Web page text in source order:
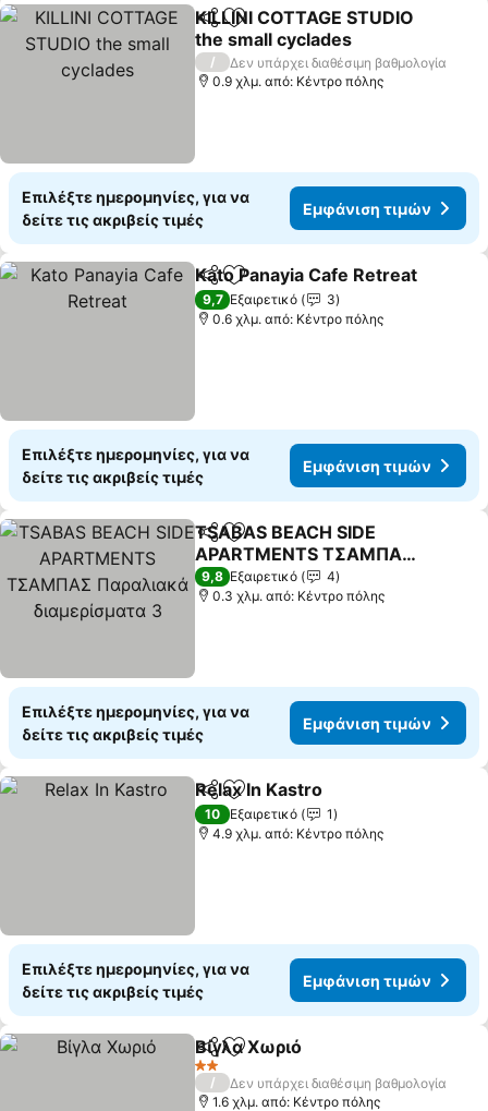
Κοινοποίηση
Προσθήκη στα αγαπημένα
KILLINI COTTAGE STUDIO
the small cyclades
/
Δεν υπάρχει διαθέσιμη βαθμολογία
0.9 χλμ. από: Κέντρο πόλης
Επιλέξτε ημερομηνίες, για να
δείτε τις ακριβείς τιμές
Εμφάνιση τιμών
Κοινοποίηση
Προσθήκη στα αγαπημένα
Kato Panayia Cafe Retreat
9,7 Εξαιρετικό
3
0.6 χλμ. από: Κέντρο πόλης
Επιλέξτε ημερομηνίες, για να
δείτε τις ακριβείς τιμές
Εμφάνιση τιμών
Κοινοποίηση
Προσθήκη στα αγαπημένα
TSABAS BEACH SIDE
APARTMENTS ΤΣΑΜΠΑΣ
Παραλιακά διαμερίσματα
3
9,8 Εξαιρετικό
4
0.3 χλμ. από: Κέντρο πόλης
Επιλέξτε ημερομηνίες, για να
δείτε τις ακριβείς τιμές
Εμφάνιση τιμών
Κοινοποίηση
Προσθήκη στα αγαπημένα
Relax In Kastro
10 Εξαιρετικό
1
4.9 χλμ. από: Κέντρο πόλης
Επιλέξτε ημερομηνίες, για να
δείτε τις ακριβείς τιμές
Εμφάνιση τιμών
Κοινοποίηση
Προσθήκη στα αγαπημένα
Βίγλα Χωριό
2 Αστέρια
/
Δεν υπάρχει διαθέσιμη βαθμολογία
1.6 χλμ. από: Κέντρο πόλης